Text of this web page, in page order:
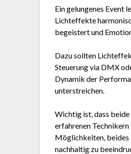
Ein gelungenes Event
Lichteffekte
begeistert und
Dazu sollten
Steuerung via DMX
Dynamik der
unterstreichen.
Wichtig ist, dass beide
erfahrenen
Möglichkeiten, beides
nachhaltig zu